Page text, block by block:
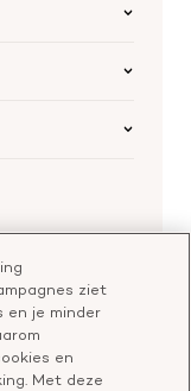
ziet
en je minder
en
Met deze